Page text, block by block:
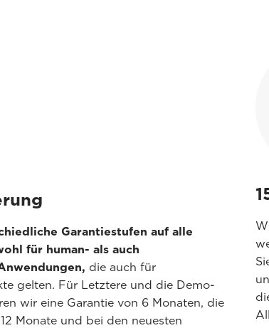
Garantiestufen auf alle
für human- als auch
die auch für
gelten. Für Letztere und die Demo-
wir eine Garantie von 6 Monaten, die
Monate und bei den neuesten